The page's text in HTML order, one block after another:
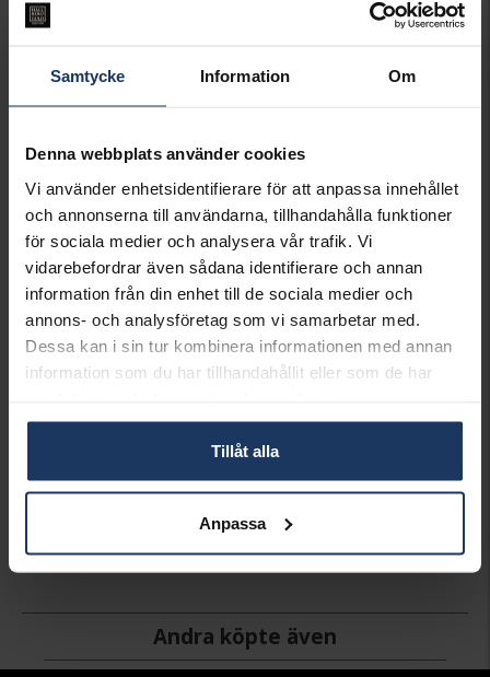
Samtycke Information Om
Denna webbplats använder cookies
Vi använder enhetsidentifierare för att anpassa innehållet
och annonserna till användarna, tillhandahålla funktioner
för sociala medier och analysera vår trafik. Vi
vidarebefordrar även sådana identifierare och annan
information från din enhet till de sociala medier och
annons- och analysföretag som vi samarbetar med.
Dessa kan i sin tur kombinera informationen med annan
information som du har tillhandahållit eller som de har
Tillåt alla
Anpassa
Lagervara.
Öppet köp i 30 dagar vid onlineköp.
INFO
BREDD CA (MM)
4.5
VARUMÄRKE
Hallbergs Guld
MATERIAL
Guld
ÄDELMETALL
18K Gold
VIKT CA (GRAM)
8,30
Matchande produkter och andra varianter
29 998:-
HALLBERGS GULD
12 498:- 12 598:-
Andra köpte även